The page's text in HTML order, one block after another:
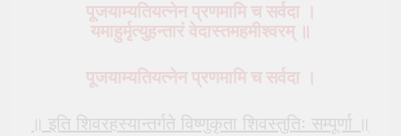
पूजयाम्यतियत्नेन प्रणमामि च सर्वदा ।
यमाहुर्मृत्युहन्तारं वेदास्तमहमीश्वरम् ॥
पूजयाम्यतियत्नेन प्रणमामि च सर्वदा ।
॥ इति शिवरहस्यान्तर्गते विष्णुकृता शिवस्तुतिः सम्पूर्णा ॥